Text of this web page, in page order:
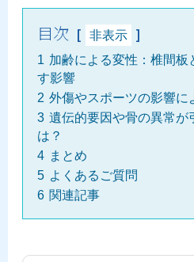
目次
非表示
1 加齢による変性：椎間板
す影響
2 外傷やスポーツの影響に
3 遺伝的要因や骨の異常が
は？
4 まとめ
5 よくあるご質問
6 関連記事